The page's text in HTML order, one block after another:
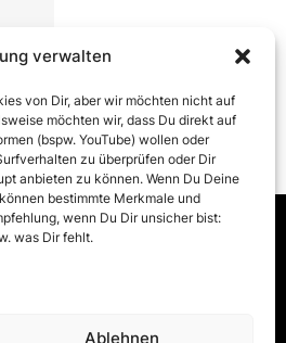
verwalten
von Dir, aber wir möchten nicht auf
möchten wir, dass Du direkt auf
(bspw. YouTube) wollen oder
zu überprüfen oder Dir
anbieten zu können. Wenn Du Deine
bestimmte Merkmale und
wenn Du Dir unsicher bist:
was Dir fehlt.
Ablehnen